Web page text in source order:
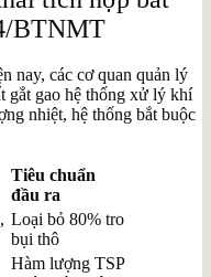
BTNMT
nay, các cơ quan quản lý
gắt gao hệ thống xử lý khí
nhiệt, hệ thống bắt buộc
Tiêu chuẩn
đầu ra
Loại bỏ 80% tro
bụi thô
Hàm lượng TSP